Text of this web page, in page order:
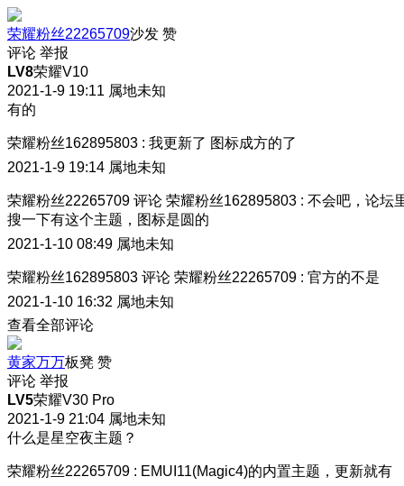
荣耀粉丝22265709沙发 赞
评论 举报
LV8荣耀V10
2021-1-9 19:11 属地未知
有的
荣耀粉丝162895803 : 我更新了 图标成方的了
2021-1-9 19:14 属地未知
荣耀粉丝22265709 评论 荣耀粉丝162895803 : 不会吧，论坛
搜一下有这个主题，图标是圆的
2021-1-10 08:49 属地未知
荣耀粉丝162895803 评论 荣耀粉丝22265709 : 官方的不是
2021-1-10 16:32 属地未知
查看全部评论
黄家万万板凳 赞
评论 举报
LV5荣耀V30 Pro
2021-1-9 21:04 属地未知
什么是星空夜主题？
荣耀粉丝22265709 : EMUI11(Magic4)的内置主题，更新就有